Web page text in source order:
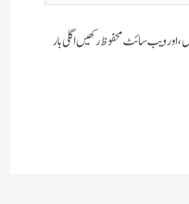
اور ویب سائٹ محفوظ رکھیں اگلی بار